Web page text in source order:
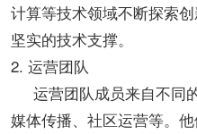
计算等技术领域不断探索
坚实的技术支撑。
2. 运营团队
运营团队成员来自不同
媒体传播、社区运营等。